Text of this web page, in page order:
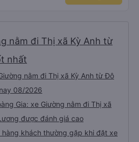
nằm đi Thị xã Kỳ Anh từ
nhất
nằm đi Thị xã Kỳ Anh từ Đô
08/2026
Gia: xe Giường nằm đi Thị xã
được đánh giá cao
khách thường gặp khi đặt xe